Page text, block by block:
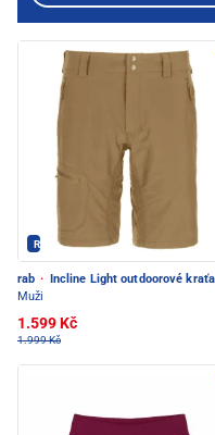
Rab - PEC POD SNĚŽKOU
rab ·
Incline Light outdoorové
Muži
1.599 Kč
1.999 Kč